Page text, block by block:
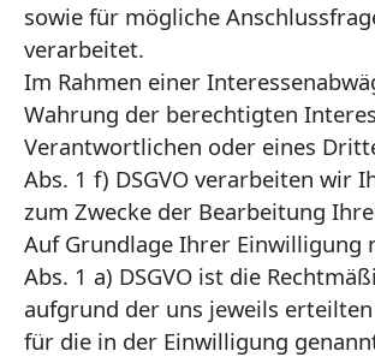
sowie für mögliche
verarbeitet.
Im Rahmen einer
Wahrung der berechtigten
Verantwortlichen oder eines
Abs. 1 f) DSGVO verarbeiten wir
zum Zwecke der Bearbeitung
Auf Grundlage Ihrer Einwilligung
Abs. 1 a) DSGVO ist die
aufgrund der uns jeweils
für die in der Einwilligung